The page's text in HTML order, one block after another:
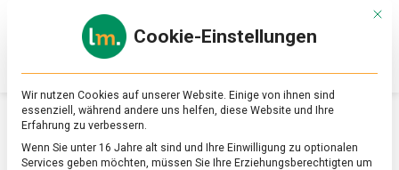
Online-
Magazin
zu
&
Ernährung
SCHLAGWORT:ORANGE TOMATEN
Mit
Cookie-Einstellungen
Wir nutzen Cookies auf unserer Website. Einige von ihnen sind
essenziell, während andere uns helfen, diese Website und Ihre
Erfahrung zu verbessern.
Wenn Sie unter 16 Jahre alt sind und Ihre Einwilligung zu optionalen
Services geben möchten, müssen Sie Ihre Erziehungsberechtigten um